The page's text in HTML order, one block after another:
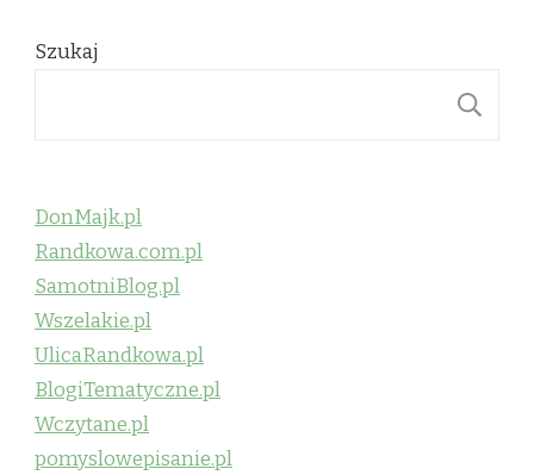
Szukaj
DonMajk.pl
Randkowa.com.pl
SamotniBlog.pl
Wszelakie.pl
UlicaRandkowa.pl
BlogiTematyczne.pl
Wczytane.pl
pomyslowepisanie.pl